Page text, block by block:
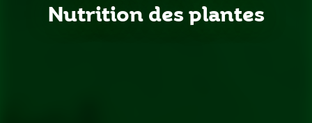
Nutrition des plantes